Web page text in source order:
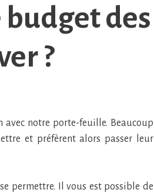
des
?
avec notre porte-feuille. Beaucoup
et préfèrent alors passer leur
permettre. Il vous est possible de